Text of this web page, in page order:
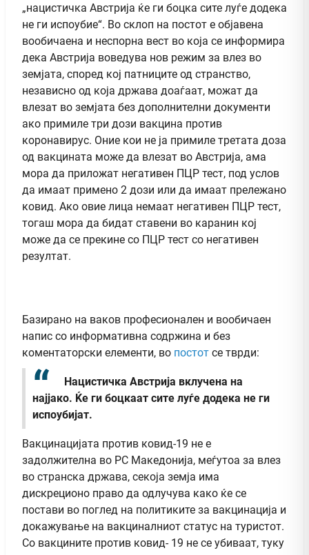
„нацистичка Австрија ќе ги боцка сите луѓе додека
не ги испоубие“. Во склоп на постот е објавена
вообичаена и неспорна вест во која се информира
дека Австрија воведува нов режим за влез во
земјата, според кој патниците од странство,
независно од која држава доаѓаат, можат да
влезат во земјата без дополнителни документи
ако примиле три дози вакцина против
коронавирус. Оние кои не ја примиле третата доза
од вакцината може да влезат во Австрија, ама
мора да приложат негативен ПЦР тест, под услов
да имаат примено 2 дози или да имаат прележано
ковид. Ако овие лица немаат негативен ПЦР тест,
тогаш мора да бидат ставени во каранин кој
може да се прекине со ПЦР тест со негативен
резултат.
Базирано на ваков професионален и вообичаен
напис со информативна содржина и без
коментаторски елементи, во постот се тврди:
Нацистичка Австрија вклучена на
најјако. Ќе ги боцкаат сите луѓе додека не ги
испоубијат.
Вакцинацијата против ковид-19 не е
задолжителна во РС Македонија, меѓутоа за влез
во странска држава, секоја земја има
дискреционо право да одлучува како ќе се
постави во поглед на политиките за вакцинација и
докажување на вакциналниот статус на туристот.
Со вакцините против ковид- 19 не се убиваат, туку